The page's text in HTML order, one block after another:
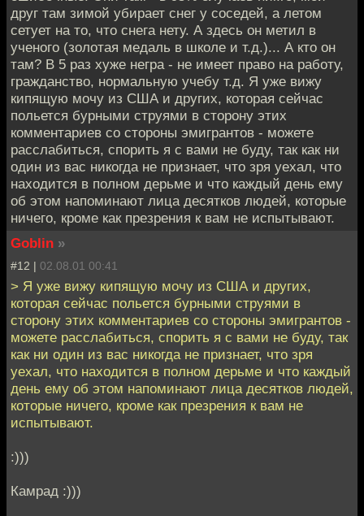
друг там зимой убирает снег у соседей, а летом
сетует на то, что снега нету. А здесь он метил в
ученого (золотая медаль в школе и т.д.)... А кто он
там? В 5 раз хуже негра - не имеет право на работу,
гражданство, нормальную учебу т.д. Я уже вижу
кипящую мочу из США и других, которая сейчас
польется бурными струями в сторону этих
комментариев со стороны эмигрантов - можете
расслабиться, спорить я с вами не буду, так как ни
один из вас никогда не признает, что зря уехал, что
находится в полном дерьме и что каждый день ему
об этом напоминают лица десятков людей, которые
ничего, кроме как презрения к вам не испытывают.
Goblin »
#12 | 02.08.01 00:41
> Я уже вижу кипящую мочу из США и других,
которая сейчас польется бурными струями в
сторону этих комментариев со стороны эмигрантов -
можете расслабиться, спорить я с вами не буду, так
как ни один из вас никогда не признает, что зря
уехал, что находится в полном дерьме и что каждый
день ему об этом напоминают лица десятков людей,
которые ничего, кроме как презрения к вам не
испытывают.
:)))
Камрад :)))